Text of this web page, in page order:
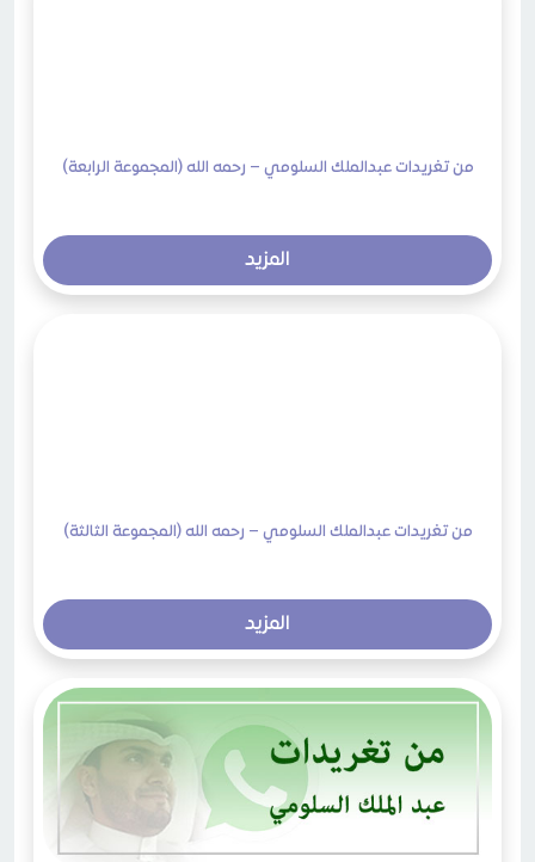
من تغريدات عبدالملك السلومي – رحمه الله (المجموعة الرابعة)
المزيد
من تغريدات عبدالملك السلومي – رحمه الله (المجموعة الثالثة)
المزيد